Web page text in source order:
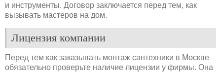
и инструменты. Договор заключается перед тем, как
вызывать мастеров на дом.
Лицензия компании
Перед тем как заказывать монтаж сантехники в Москве
обязательно проверьте наличие лицензии у фирмы. Она